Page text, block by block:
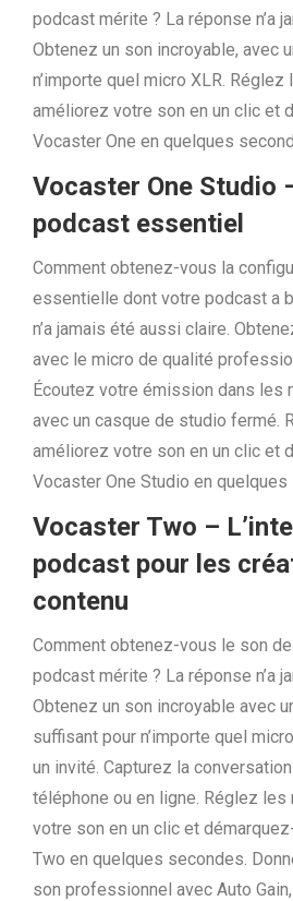
podcast mérite ? La réponse n’a
Obtenez un son incroyable, avec
n’importe quel micro XLR. Réglez
améliorez votre son en un clic et
Vocaster One en quelques
Vocaster One Studio
podcast essentiel
Comment obtenez-vous la
essentielle dont votre podcast a
n’a jamais été aussi claire.
avec le micro de qualité
Écoutez votre émission dans les
avec un casque de studio fermé.
améliorez votre son en un clic et
Vocaster One Studio en quelques
Vocaster Two –
podcast pour les
contenu
Comment obtenez-vous le son
podcast mérite ? La réponse n’a
Obtenez un son incroyable avec
suffisant pour n’importe quel
un invité. Capturez la
téléphone ou en ligne. Réglez les
votre son en un clic et
Two en quelques secondes.
son professionnel avec Auto